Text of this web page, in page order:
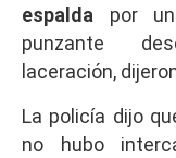
espalda por
punzante
laceración,
La policía dijo
no hubo